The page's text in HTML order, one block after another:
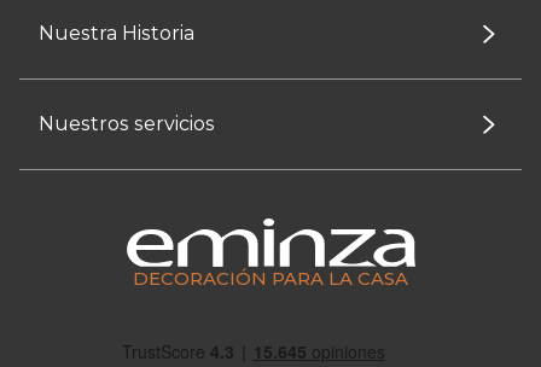
Nuestra Historia
Nuestros servicios
DECORACIÓN PARA LA CASA